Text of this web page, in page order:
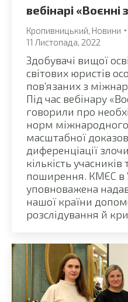
вебінарі
Кропивницький Новини
11 Листопада, 2022
Здобувачі вищої
світових юристів
пов’язаних з
Під час вебінару
говорили про
норм міжнародного
масштабної
диференціації
кількість
поширення. КМЄС в
уповноважена
нашої країни
розслідування й